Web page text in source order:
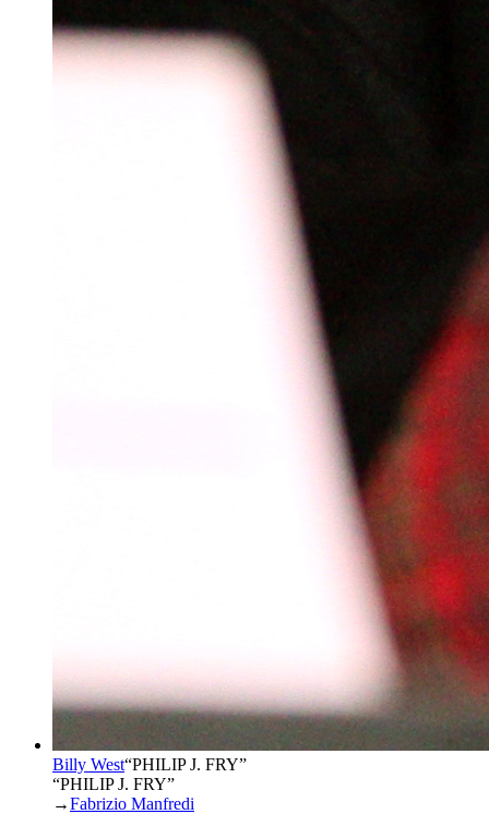
Billy West“PHILIP J. FRY”
“PHILIP J. FRY”
→Fabrizio Manfredi